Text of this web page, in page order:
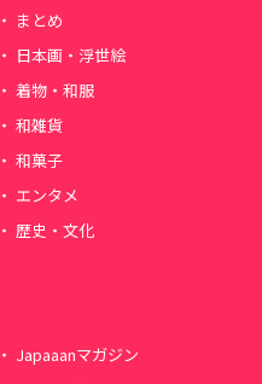
まとめ
日本画・浮世絵
着物・和服
和雑貨
和菓子
エンタメ
歴史・文化
Japaaanマガジン